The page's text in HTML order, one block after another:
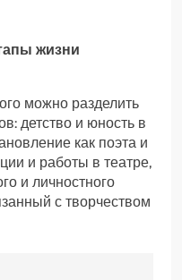
жизни
можно разделить
детство и юность в
как поэта и
и работы в театре,
и личностного
с творчеством